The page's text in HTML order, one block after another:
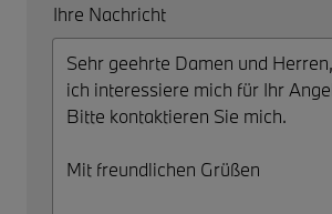
Ihre Nachricht